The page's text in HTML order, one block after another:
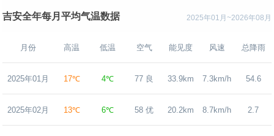
2025年01月~2026年08月
吉安全年每月平均气温数据
月份 高温 低温 空气 能见度 风速 总降雨
2025年01月 17℃ 4℃ 77 良 33.9km 7.3km/h 54.6
2025年02月 13℃ 6℃ 58 优 20.2km 8.7km/h 2.7